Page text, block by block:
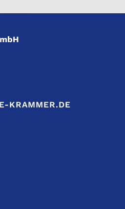
KRAMMER.DE